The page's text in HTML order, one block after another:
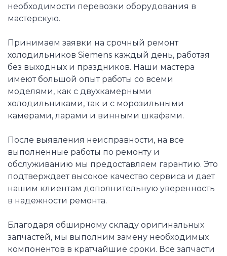
необходимости перевозки оборудования в
мастерскую.
Принимаем заявки на срочный ремонт
холодильников Siemens каждый день, работая
без выходных и праздников. Наши мастера
имеют большой опыт работы со всеми
моделями, как с двухкамерными
холодильниками, так и с морозильными
камерами, ларами и винными шкафами.
После выявления неисправности, на все
выполненные работы по ремонту и
обслуживанию мы предоставляем гарантию. Это
подтверждает высокое качество сервиса и дает
нашим клиентам дополнительную уверенность
в надежности ремонта.
Благодаря обширному складу оригинальных
запчастей, мы выполним замену необходимых
компонентов в кратчайшие сроки. Все запчасти